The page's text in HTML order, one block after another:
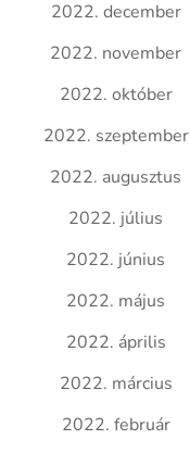
2022. december
2022. november
2022. október
2022. szeptember
2022. augusztus
2022. július
2022. június
2022. május
2022. április
2022. március
2022. február